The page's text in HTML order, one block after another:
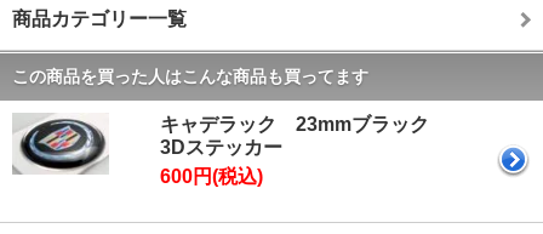
商品カテゴリー一覧
この商品を買った人はこんな商品も買ってます
キャデラック 23mmブラック
3Dステッカー
600円(税込)